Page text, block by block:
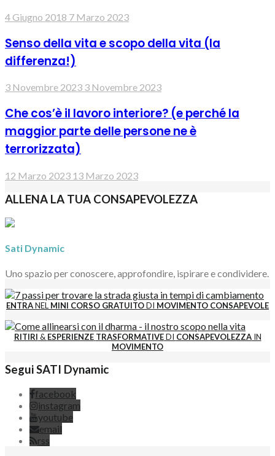
4 Giugno 2018 7 Marzo 2023
Senso della vita e scopo della vita (la
differenza!)
3 Novembre 2023 3 Novembre 2023
Che cos’è il lavoro interiore? (e perché la
maggior parte delle persone ne è
terrorizzata)
12 Marzo 2023 13 Marzo 2023
ALLENA LA TUA CONSAPEVOLEZZA
Sati Dynamic
Uno spazio per conoscere, approfondire, ispirare e condividere.
ENTRANEL MINI CORSO GRATUITODI MOVIMENTO CONSAPEVOLE
RITIRI & ESPERIENZE TRASFORMATIVEDI CONSAPEVOLEZZAIN
MOVIMENTO
Segui SATI Dynamic
facebook
instagram
youtube
email
rss